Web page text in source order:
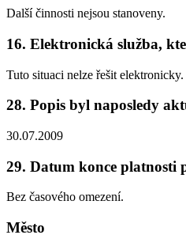
Další činnosti nejsou stanoveny.
16. Elektronická služba,
Tuto situaci nelze řešit elektronicky.
28. Popis byl naposledy
30.07.2009
29. Datum konce platnosti
Bez časového omezení.
Město